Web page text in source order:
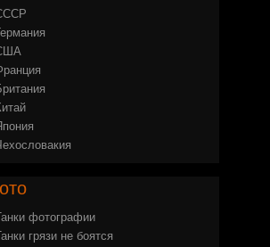
фотографии
грязи не боятся